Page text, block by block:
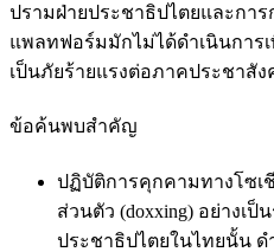
ปรามฝ่ายประชาธิปไตยและกา
แพลทฟอร์มมักไม่ได้ดำเนินการ
เป็นภัยร้ายแรงต่อภาคประชาสั
ข้อค้นพบสำคัญ
ปฏิบัติการคุกคามทางโซเ
ส่วนตัว (doxxing) อย่างเป็
ประชาธิปไตยในไทยนั้น ด